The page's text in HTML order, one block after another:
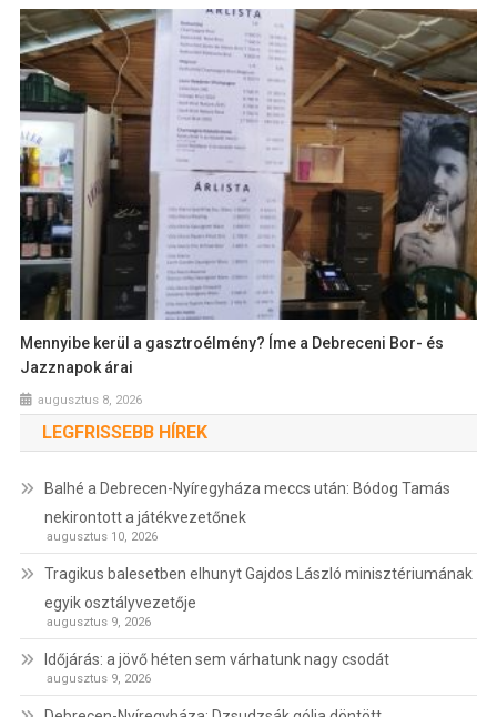
Mennyibe kerül a gasztroélmény? Íme a Debreceni Bor- és
Jazznapok árai
augusztus 8, 2026
LEGFRISSEBB HÍREK
Balhé a Debrecen-Nyíregyháza meccs után: Bódog Tamás
nekirontott a játékvezetőnek
augusztus 10, 2026
Tragikus balesetben elhunyt Gajdos László minisztériumának
egyik osztályvezetője
augusztus 9, 2026
Időjárás: a jövő héten sem várhatunk nagy csodát
augusztus 9, 2026